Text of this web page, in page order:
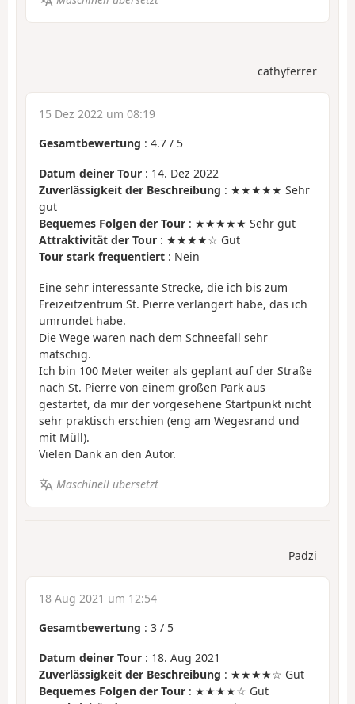
cathyferrer
15 Dez 2022 um 08:19
Gesamtbewertung : 4.7 / 5
Datum deiner Tour : 14. Dez 2022
Zuverlässigkeit der Beschreibung : ★★★★★ Sehr
gut
Bequemes Folgen der Tour : ★★★★★ Sehr gut
Attraktivität der Tour : ★★★★☆ Gut
Tour stark frequentiert : Nein
Eine sehr interessante Strecke, die ich bis zum
Freizeitzentrum St. Pierre verlängert habe, das ich
umrundet habe.
Die Wege waren nach dem Schneefall sehr
matschig.
Ich bin 100 Meter weiter als geplant auf der Straße
nach St. Pierre von einem großen Park aus
gestartet, da mir der vorgesehene Startpunkt nicht
sehr praktisch erschien (eng am Wegesrand und
mit Müll).
Vielen Dank an den Autor.
Maschinell übersetzt
Padzi
18 Aug 2021 um 12:54
Gesamtbewertung : 3 / 5
Datum deiner Tour : 18. Aug 2021
Zuverlässigkeit der Beschreibung : ★★★★☆ Gut
Bequemes Folgen der Tour : ★★★★☆ Gut